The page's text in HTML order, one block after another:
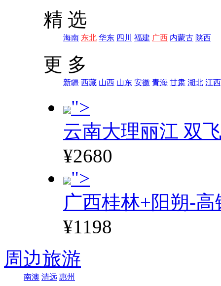
精 选
海南 东北 华东 四川 福建 广西 内蒙古 陕西
更 多
新疆 西藏 山西 山东 安徽 青海 甘肃 湖北 江西
">
云南大理丽江 双
¥2680
">
广西桂林+阳朔-高
¥1198
周边旅游
南澳 清远 惠州